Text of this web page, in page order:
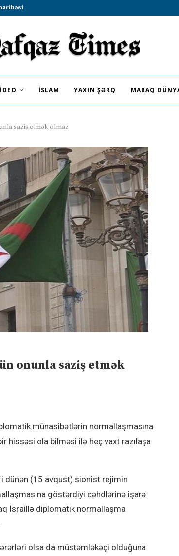
etməyə dəvət...
İSLAM YAXIN ŞƏRQ MARAQ
saziş etmək olmaz
onunla saziş etmək
münasibətlərin normallaşmasına
hissəsi ola bilməsi ilə heç vaxt razılaşa
dünən (15 avqust) sionist rejimin
göstərdiyi cəhdlərinə işarə
İsraillə diplomatik normallaşma
olsa da müstəmləkəçi olduğuna